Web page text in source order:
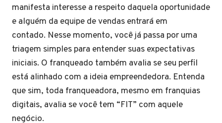
manifesta interesse a respeito daquela oportunidade
e alguém da equipe de vendas entrará em
contado. Nesse momento, você já passa por uma
triagem simples para entender suas expectativas
iniciais. O franqueado também avalia se seu perfil
está alinhado com a ideia empreendedora. Entenda
que sim, toda franqueadora, mesmo em franquias
digitais, avalia se você tem “FIT” com aquele
negócio.